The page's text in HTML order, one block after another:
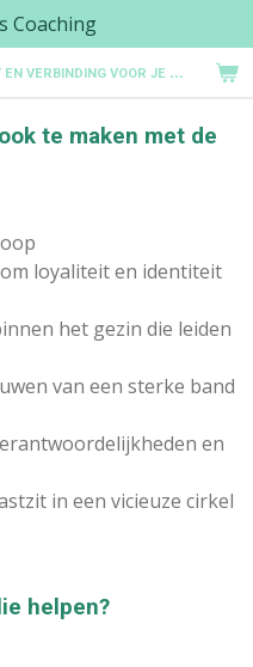
"
SAMEN GROEIEN: BALANS, RUST EN VERBINDING VOOR JE GEZIN"
Coaching
te maken met de
loyaliteit en identiteit
het gezin die leiden
van een sterke band
en
in een vicieuze cirkel
helpen?